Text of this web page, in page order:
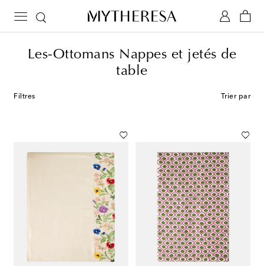
Les-Ottomans Nappes et jetés de
table
Filtres Trier par